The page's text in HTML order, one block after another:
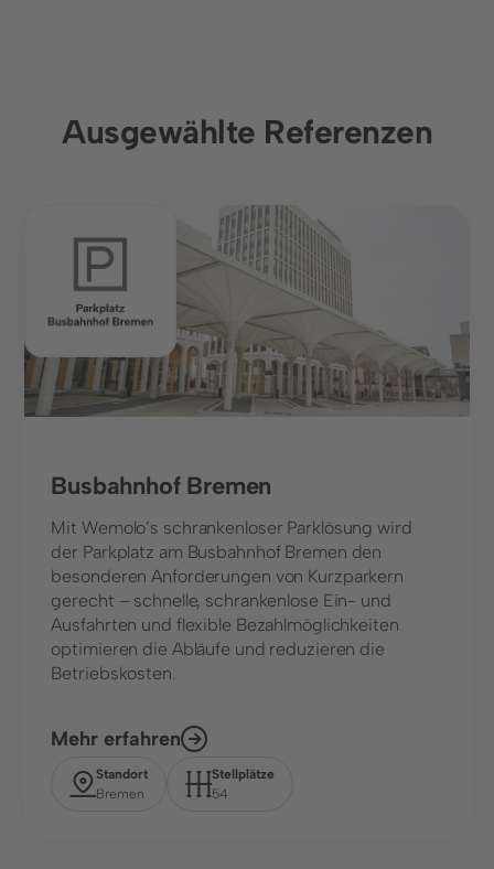
Ausgewählte Referenzen
Infrastruktur
Busbahnhof Bremen
Mit Wemolo’s schrankenloser Parklösung wird
der Parkplatz am Busbahnhof Bremen den
besonderen Anforderungen von Kurzparkern
gerecht – schnelle, schrankenlose Ein- und
Ausfahrten und flexible Bezahlmöglichkeiten
optimieren die Abläufe und reduzieren die
Betriebskosten.
Mehr erfahren
Standort
Bremen
Stellplätze
54
Lösungen
Parkraumüberwachung
Parkraumbewirtschaftung
Parkplatzvermietung
Branchen
Finanzdienstleistungen
Freizeitanlagen
Gastronomie und Hotellerie
Gesundheitseinrichtungen
Immobilienwirtschaft
Infrastruktur, Parkhäuser & Messen